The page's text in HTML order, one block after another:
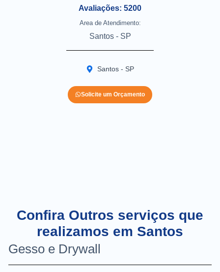
Avaliações: 5200
Area de Atendimento:
Santos - SP
Santos - SP
Solicite um Orçamento
Confira Outros serviços que
realizamos em Santos
Gesso e Drywall